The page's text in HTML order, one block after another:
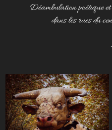
Déambulation poétique
dans les rues du